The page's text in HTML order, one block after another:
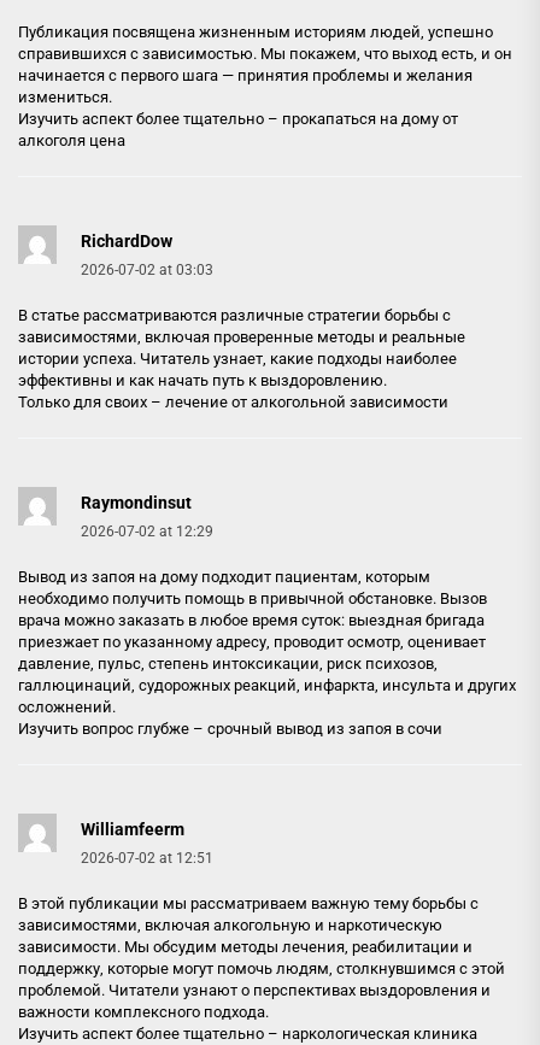
Публикация посвящена жизненным историям людей, успешно
справившихся с зависимостью. Мы покажем, что выход есть, и он
начинается с первого шага — принятия проблемы и желания
измениться.
Изучить аспект более тщательно – прокапаться на дому от
алкоголя цена
RichardDow
2026-07-02 at 03:03
В статье рассматриваются различные стратегии борьбы с
зависимостями, включая проверенные методы и реальные
истории успеха. Читатель узнает, какие подходы наиболее
эффективны и как начать путь к выздоровлению.
Только для своих – лечение от алкогольной зависимости
Raymondinsut
2026-07-02 at 12:29
Вывод из запоя на дому подходит пациентам, которым
необходимо получить помощь в привычной обстановке. Вызов
врача можно заказать в любое время суток: выездная бригада
приезжает по указанному адресу, проводит осмотр, оценивает
давление, пульс, степень интоксикации, риск психозов,
галлюцинаций, судорожных реакций, инфаркта, инсульта и других
осложнений.
Изучить вопрос глубже – срочный вывод из запоя в сочи
Williamfeerm
2026-07-02 at 12:51
В этой публикации мы рассматриваем важную тему борьбы с
зависимостями, включая алкогольную и наркотическую
зависимости. Мы обсудим методы лечения, реабилитации и
поддержку, которые могут помочь людям, столкнувшимся с этой
проблемой. Читатели узнают о перспективах выздоровления и
важности комплексного подхода.
Изучить аспект более тщательно – наркологическая клиника